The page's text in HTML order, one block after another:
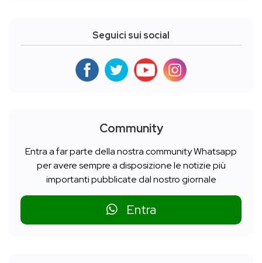
Seguici sui social
Community
Entra a far parte della nostra community Whatsapp
per avere sempre a disposizione le notizie più
importanti pubblicate dal nostro giornale
Entra